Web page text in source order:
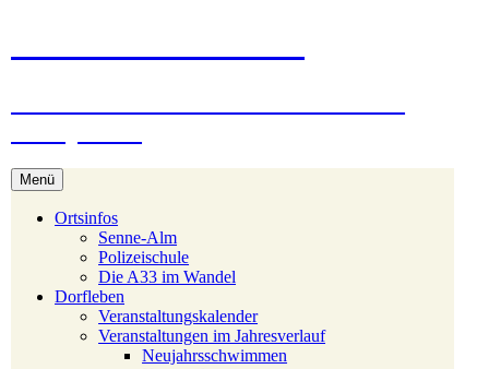
Menü
Ortsinfos
Senne-Alm
Polizeischule
Die A33 im Wandel
Dorfleben
Veranstaltungskalender
Veranstaltungen im Jahresverlauf
Neujahrsschwimmen